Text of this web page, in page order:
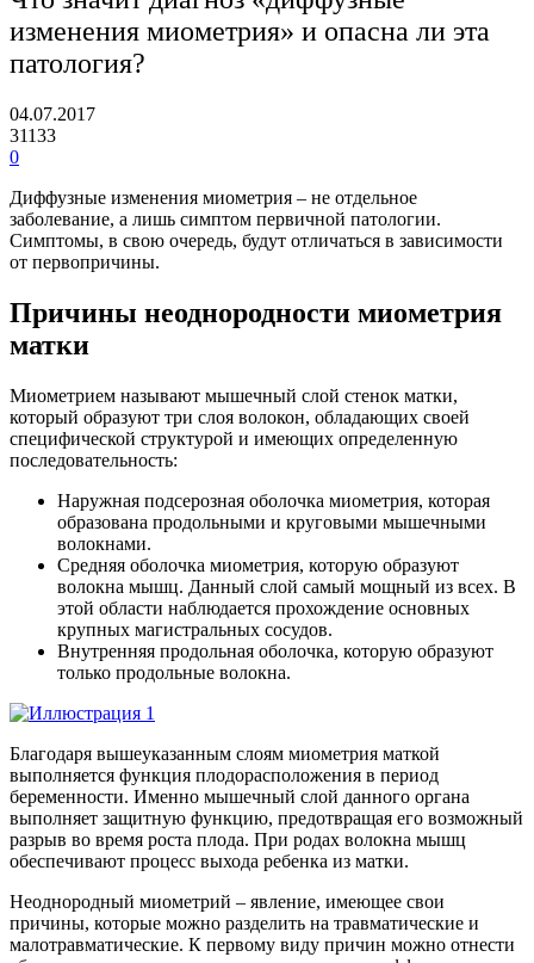
изменения миометрия» и опасна ли эта
патология?
04.07.2017
31133
0
Диффузные изменения миометрия – не отдельное
заболевание, а лишь симптом первичной патологии.
Симптомы, в свою очередь, будут отличаться в зависимости
от первопричины.
Причины неоднородности миометрия
матки
Миометрием называют мышечный слой стенок матки,
который образуют три слоя волокон, обладающих своей
специфической структурой и имеющих определенную
последовательность:
Наружная подсерозная оболочка миометрия, которая
образована продольными и круговыми мышечными
волокнами.
Средняя оболочка миометрия, которую образуют
волокна мышц. Данный слой самый мощный из всех. В
этой области наблюдается прохождение основных
крупных магистральных сосудов.
Внутренняя продольная оболочка, которую образуют
только продольные волокна.
Благодаря вышеуказанным слоям миометрия маткой
выполняется функция плодорасположения в период
беременности. Именно мышечный слой данного органа
выполняет защитную функцию, предотвращая его возможный
разрыв во время роста плода. При родах волокна мышц
обеспечивают процесс выхода ребенка из матки.
Неоднородный миометрий – явление, имеющее свои
причины, которые можно разделить на травматические и
малотравматические. К первому виду причин можно отнести